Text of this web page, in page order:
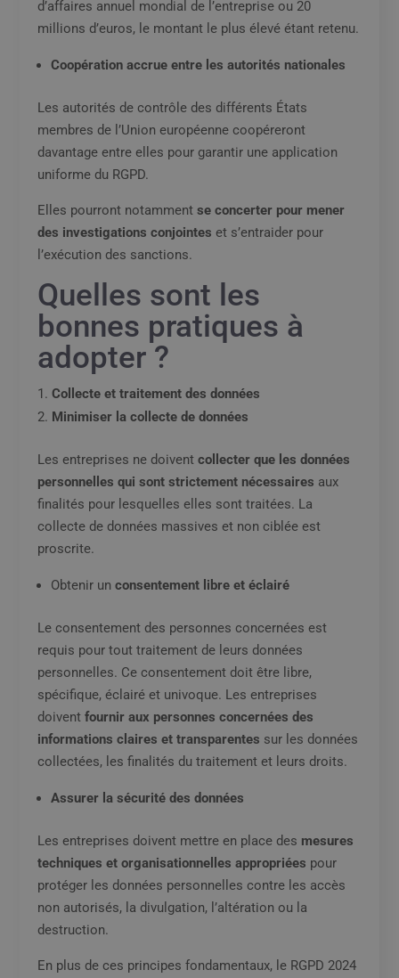
d’affaires annuel mondial de l’entreprise ou 20
millions d’euros, le montant le plus élevé étant retenu.
Coopération accrue entre les autorités nationales
Les autorités de contrôle des différents États
membres de l’Union européenne coopéreront
davantage entre elles pour garantir une application
uniforme du RGPD.
Elles pourront notammentse concerter pour mener
des investigations conjointes et s’entraider pour
l’exécution des sanctions.
Quelles sont les
bonnes pratiques à
adopter ?
Collecte et traitement des données
Minimiser la collecte de données
Les entreprises ne doiventcollecter que les données
personnelles qui sont strictement nécessaires aux
finalités pour lesquelles elles sont traitées. La
collecte de données massives et non ciblée est
proscrite.
Obtenir unconsentement libre et éclairé
Le consentement des personnes concernées est
requis pour tout traitement de leurs données
personnelles. Ce consentement doit être libre,
spécifique, éclairé et univoque. Les entreprises
doiventfournir aux personnes concernées des
informations claires et transparentes sur les données
collectées, les finalités du traitement et leurs droits.
Assurer la sécurité des données
Les entreprises doivent mettre en place des mesures
techniques et organisationnelles appropriées pour
protéger les données personnelles contre les accès
non autorisés, la divulgation, l’altération ou la
destruction.
En plus de ces principes fondamentaux, le RGPD 2024